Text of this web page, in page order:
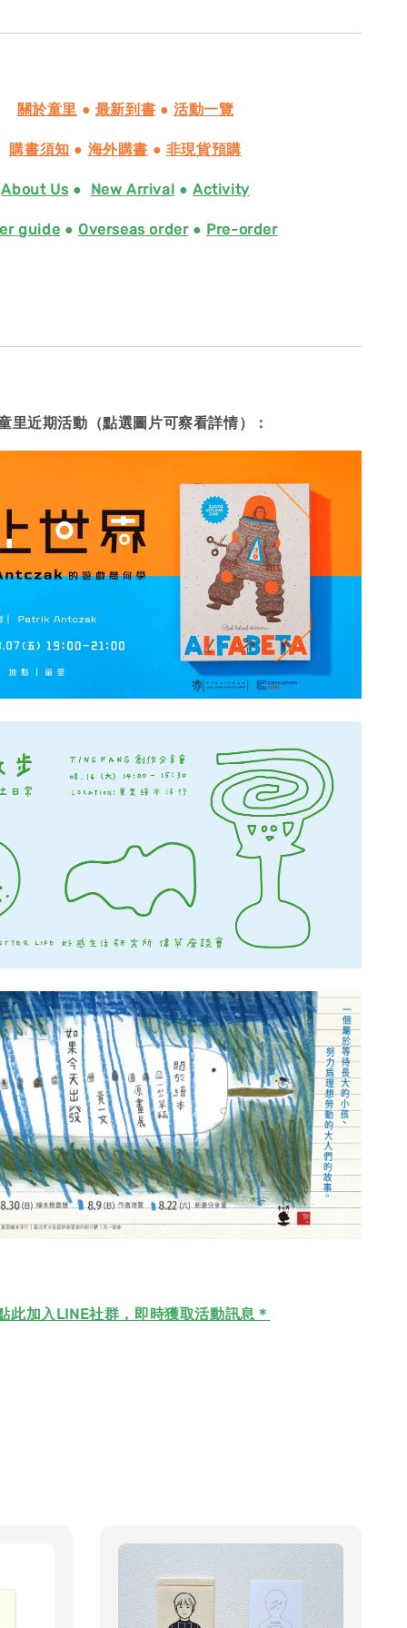
關於童里 ● 最新到書 ●活動一覽
購書須知 ● 海外購書 ● 非現貨預購
About Us ● New Arrival ● Activity
guide ● Overseas order● Pre-order
里近期活動（點選圖片可察看詳情）：
此加入LINE社群，即時獲取活動訊息＊